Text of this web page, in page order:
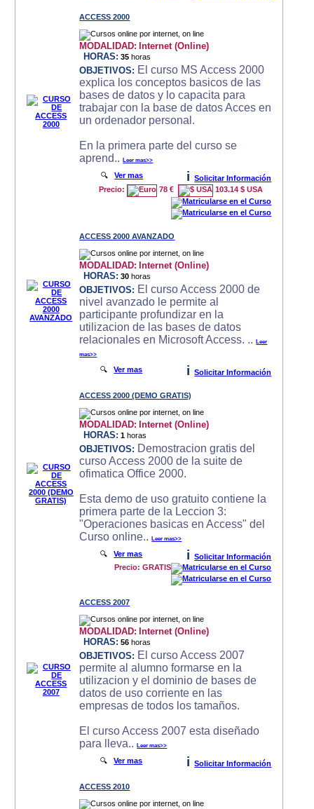
ACCESS 2000
MODALIDAD: Internet (Online)
HORAS: 35 horas
OBJETIVOS: El curso MS Access 2000
explica los conceptos basicos de las
bases de datos y lo capacita para
trabajar con la base de datos Acces en
un ordenador personal.
En la primera parte del curso se
aprend..Leer mas>>
🔍Ver mas i
Solicitar Información
Precio:
78 € 103.14 $ USA
ACCESS 2000 AVANZADO
MODALIDAD: Internet (Online)
HORAS: 30 horas
OBJETIVOS: El curso Access 2000 de
nivel avanzado le permite al
participante profundizar en la
utilizacion de las bases de datos
relacionales en Microsoft Access. ..Leer
mas>>
🔍Ver mas i Solicitar Información
ACCESS 2000 (DEMO GRATIS)
MODALIDAD: Internet (Online)
HORAS: 1 horas
OBJETIVOS: Demostracion gratis del
curso Access 2000 de la suite de
ofimatica Office 2000.
Esta demo de uso gratuito contiene la
primera parte de la Leccion 3:
"Operaciones basicas en Access" del
Curso online..Leer mas>>
🔍Ver mas i
Solicitar Información
Precio: GRATIS
ACCESS 2007
MODALIDAD: Internet (Online)
HORAS: 56 horas
OBJETIVOS: El curso Access 2007
permite al alumno formarse en la
utilizacion y el dominio de bases de
datos de uso corriente en las
empresas de todos los tamaños.
El curso Access 2007 esta diseñado
para lleva..Leer mas>>
🔍Ver mas i Solicitar Información
ACCESS 2010